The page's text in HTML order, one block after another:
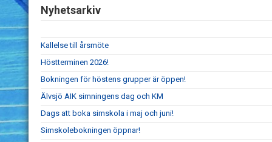
Nyhetsarkiv
Kallelse till årsmöte
Höstterminen 2026!
Bokningen för höstens grupper är öppen!
Älvsjö AIK simningens dag och KM
Dags att boka simskola i maj och juni!
Simskolebokningen öppnar!